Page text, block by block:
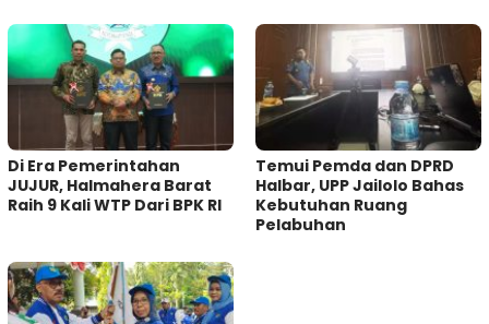
Di Era Pemerintahan
JUJUR, Halmahera Barat
Raih 9 Kali WTP Dari BPK RI
Temui Pemda dan DPRD
Halbar, UPP Jailolo Bahas
Kebutuhan Ruang
Pelabuhan